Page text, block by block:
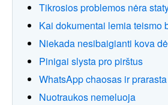
Tikrosios problemos nėra
Kai dokumentai lemia teismo
Niekada nesibaigianti kova
Pinigai slysta pro pirštus
WhatsApp chaosas ir
Nuotraukos nemeluoja